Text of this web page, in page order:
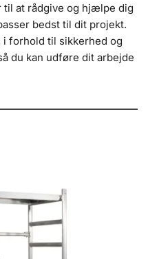
til at rådgive og hjælpe dig
bedst til dit projekt.
i forhold til sikkerhed og
du kan udføre dit arbejde